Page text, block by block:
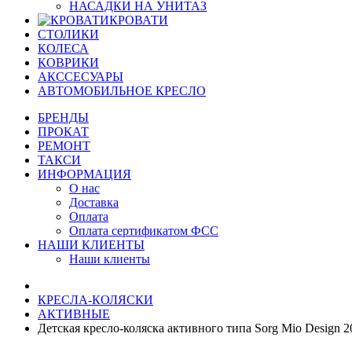
НАСАДКИ НА УНИТАЗ
КРОВАТИ
СТОЛИКИ
КОЛЕСА
КОВРИКИ
АКССЕСУАРЫ
АВТОМОБИЛЬНОЕ КРЕСЛО
БРЕНДЫ
ПРОКАТ
РЕМОНТ
ТАКСИ
ИНФОРМАЦИЯ
О нас
Доставка
Оплата
Оплата сертификатом ФСС
НАШИ КЛИЕНТЫ
Наши клиенты
КРЕСЛА-КОЛЯСКИ
АКТИВНЫЕ
Детская кресло-коляска активного типа Sorg Mio Design